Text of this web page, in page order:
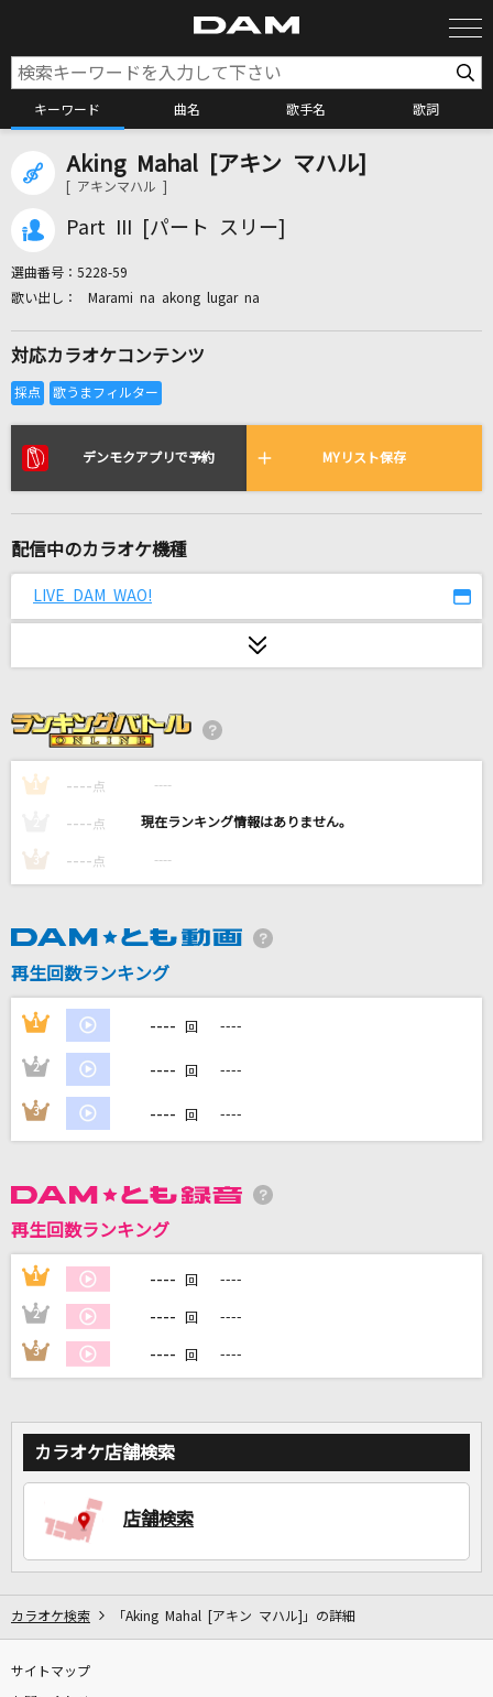
キーワード 曲名 歌手名 歌詞
カラオケ検索
カラオケ店舗検索
リアルタイムで歌われている曲の一覧
Celine Dion With Special Guests Kryzler & Kompany
[生音]ハッピーエンド
WANDS
[生音]旅立ち
Henceforth
Orangestar
セプテンバーさん
RADWIMPS
ウェルテル
HALVES
First Love
宇多田ヒカル
Driver's High(ビデオクリップバージョン)
L'Arc-en-Ciel
きっと大丈夫
Little Glee Monster
もっと見る
DAMの新曲・ランキングなど
Aking Mahal [アキン マハル]
[ アキンマハル ]
Part III [パート スリー]
選曲番号： 5228-59
Marami na akong lugar na
対応カラオケコンテンツ
デンモクアプリで予約 MYリスト保存
配信中のカラオケ機種
LIVE DAM WAO!
1 ---- 点 ----
---- 点 ----
3 ---- 点 ----
再生回数ランキング
1 ---- 回 ----
2 ---- 回 ----
3 ---- 回 ----
再生回数ランキング
1 ---- 回 ----
2 ---- 回 ----
3 ---- 回 ----
カラオケ店舗検索
店舗検索
カラオケ検索 「Aking Mahal [アキン マハル]」の詳細
サイトマップ